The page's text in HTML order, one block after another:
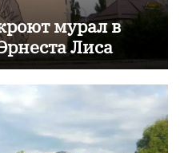
мурал в
Лиса